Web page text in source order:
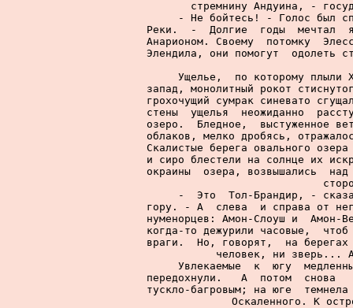
стремнину Андуина, -
- Не бойтесь! - Голос был
Реки.  -  Долгие  годы  мечтал
Анарионом. Своему  потомку
Элендила, они помогут  одолеть
Ущелье,  по которому плыли
запад, монолитный рокот
грохочущий сумрак синевато
стены  ущелья  неожиданно
озеро.  Бледное,  выстуженное
облаков, мелко дробясь,
Скалистые берега овального
и сиро блестели на солнце их
окраины  озера, возвышались
-  Это  Тол-Брандир, -
гору. - А  слева  и справа от
нуменорцев: Амон-Слоуш и  Амон-
когда-то дежурили часовые,
враги.  Но, говорят,  на берегах
человек, ни зверь...
Увлекаемые  к  югу
передохнули.   А  потом  снова
тускло-багровым; на юге  темнела
Оскаленного. К